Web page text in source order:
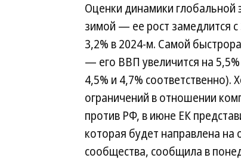
Оценки динамики глобальной
зимой — ее рост замедлится с
3,2% в 2024-м. Самой
— его ВВП увеличится на
4,5% и 4,7%
ограничений в отношении
против РФ, в июне ЕК
которая будет направлена на
сообщества, сообщила в